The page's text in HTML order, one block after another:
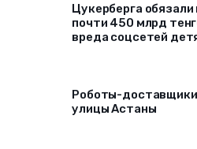
Цукерберга
почти 450 млрд
вреда соцсетей
Роботы-
улицы Астаны